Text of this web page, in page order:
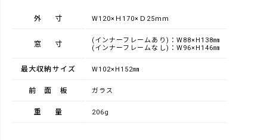
外寸 W120×Ｈ170×Ｄ25ｍｍ
窓寸
(インナーフレームあり)：W88×H138㎜
(インナーフレームなし)：W96×H146㎜
最大収納サイズ W102×H152㎜
前面板 ガラス
重量 206g